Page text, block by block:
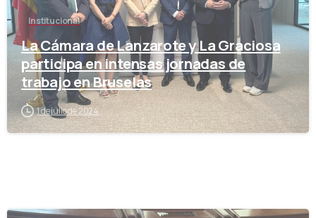
Institucional
La Cámara de Lanzarote y La Graciosa
participa en intensas jornadas de
trabajo en Bruselas
1 de julio de 2024